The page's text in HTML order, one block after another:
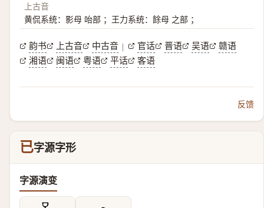
上古音
黄侃系统：影母 咍部 ；王力系统：餘母 之部 ；
韵书 上古音 中古音 | 官话 晋语 吴语
赣语
湘语
闽语 粤语 平话 客语
反馈
已字源字形
字源演变